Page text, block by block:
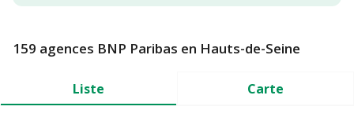
159 agences BNP Paribas en Hauts-de-Seine
Liste Carte